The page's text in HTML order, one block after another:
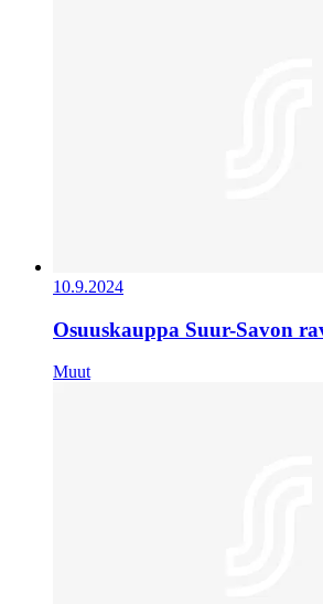
10.9.2024
Osuuskauppa Suur-Savon
Muut